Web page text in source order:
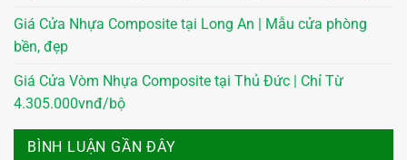
Giá Cửa Nhựa Composite tại Long An | Mẫu cửa phòng
bền, đẹp
Giá Cửa Vòm Nhựa Composite tại Thủ Đức | Chỉ Từ
4.305.000vnđ/bộ
BÌNH LUẬN GẦN ĐÂY